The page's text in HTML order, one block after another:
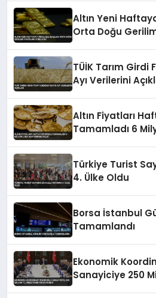
Altın Yeni
Orta Doğu
TÜİK Tarım Girdi
Ayı Verilerini
Altın Fiyatları
Tamamladı 6
Türkiye Turist
4. Ülke Oldu
Borsa İstanbul
Tamamlandı
Ekonomik
Sanayiciye 250